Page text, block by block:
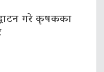
गरे कृषकका